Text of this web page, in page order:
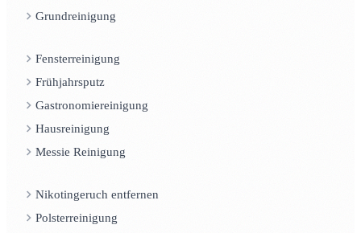
Grundreinigung
Fensterreinigung
Frühjahrsputz
Gastronomiereinigung
Hausreinigung
Messie Reinigung
Nikotingeruch entfernen
Polsterreinigung